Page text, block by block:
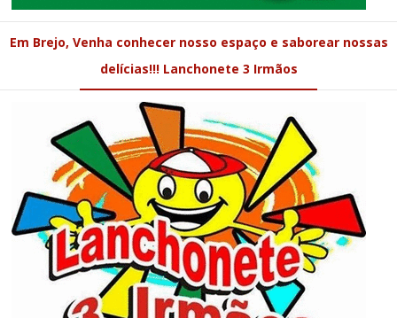
Em Brejo, Venha conhecer nosso espaço e saborear nossas
delícias!!! Lanchonete 3 Irmãos